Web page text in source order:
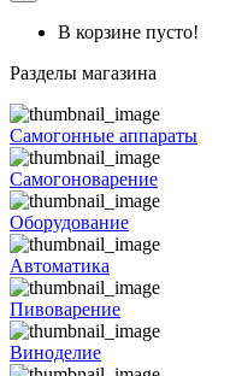
В корзине пусто!
Разделы магазина
Самогонные аппараты
Самогоноварение
Оборудование
Автоматика
Пивоварение
Виноделие